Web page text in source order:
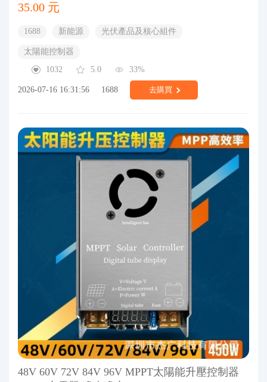
35.00 元
1688 新能源 光伏產品及核心組件
太陽能控制器
1032
5.0 33%
2026-07-16 16:31:56 1688 去購買
48V 60V 72V 84V 96V MPPT太陽能升壓控制器